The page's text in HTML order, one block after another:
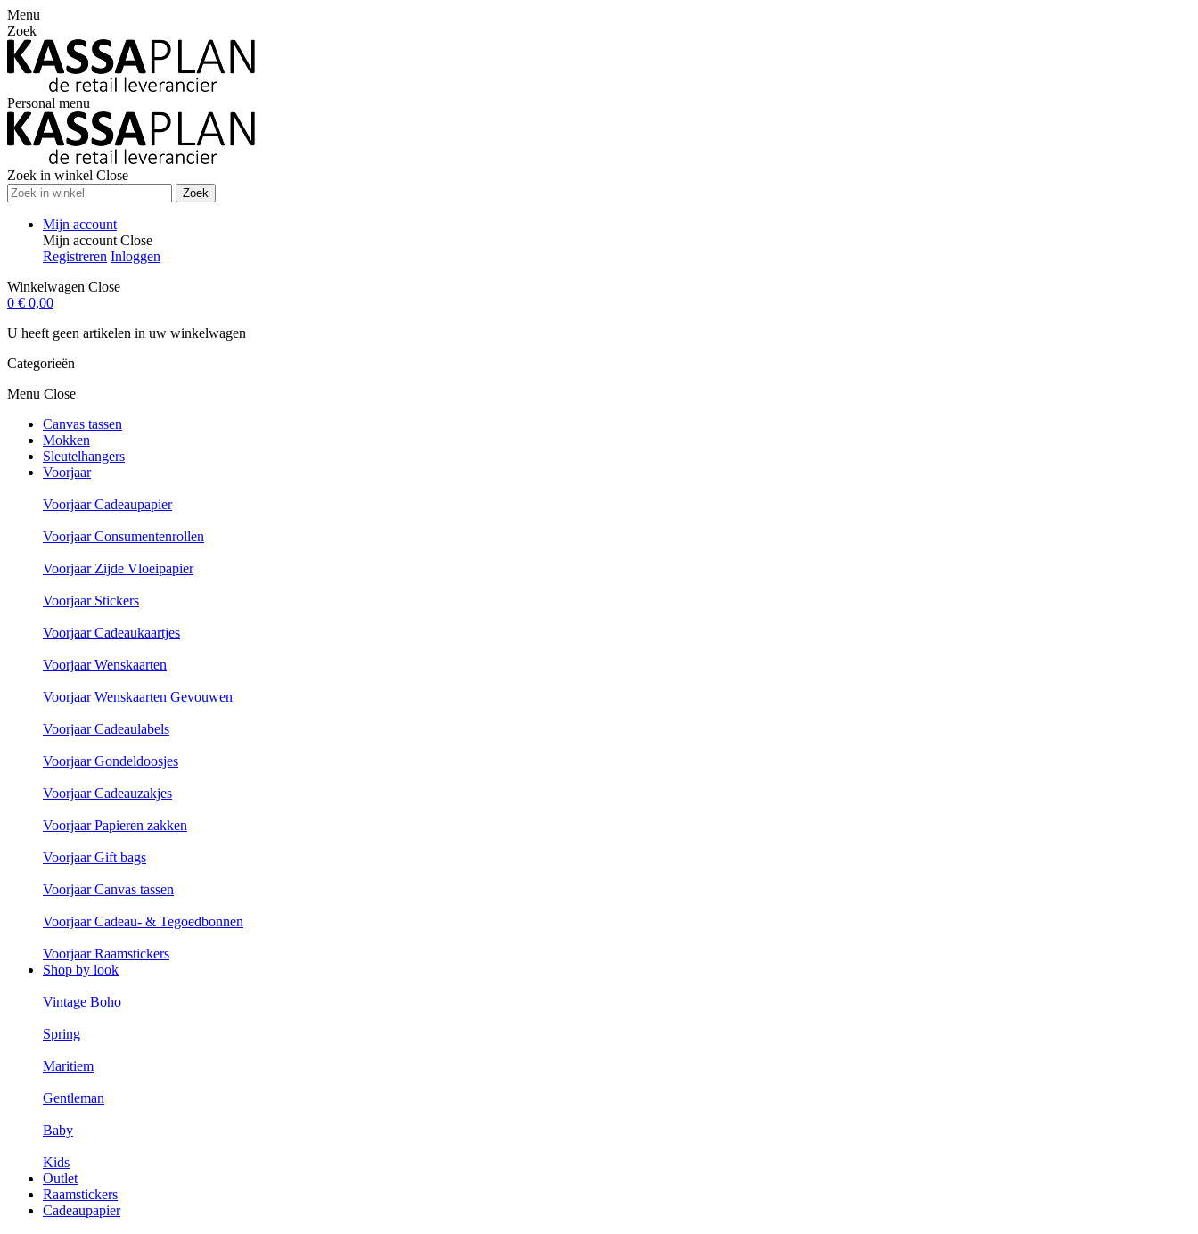
Menu
Zoek
Personal menu
Zoek in winkel Close
Zoek
Mijn account
Mijn account Close
Registreren Inloggen
Winkelwagen Close
0 € 0,00
U heeft geen artikelen in uw winkelwagen
Categorieën
Menu Close
Canvas tassen
Mokken
Sleutelhangers
Voorjaar
Voorjaar Cadeaupapier
Voorjaar Consumentenrollen
Voorjaar Zijde Vloeipapier
Voorjaar Stickers
Voorjaar Cadeaukaartjes
Voorjaar Wenskaarten
Voorjaar Wenskaarten Gevouwen
Voorjaar Cadeaulabels
Voorjaar Gondeldoosjes
Voorjaar Cadeauzakjes
Voorjaar Papieren zakken
Voorjaar Gift bags
Voorjaar Canvas tassen
Voorjaar Cadeau- & Tegoedbonnen
Voorjaar Raamstickers
Shop by look
Vintage Boho
Spring
Maritiem
Gentleman
Baby
Kids
Outlet
Raamstickers
Cadeaupapier